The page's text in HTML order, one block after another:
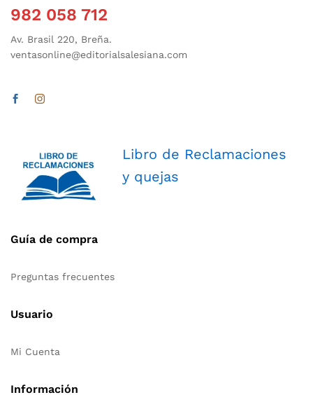
982 058 712
Av. Brasil 220, Breña.
ventasonline@editorialsalesiana.com
Libro de Reclamaciones
y quejas
Guía de compra
Preguntas frecuentes
Usuario
Mi Cuenta
Información